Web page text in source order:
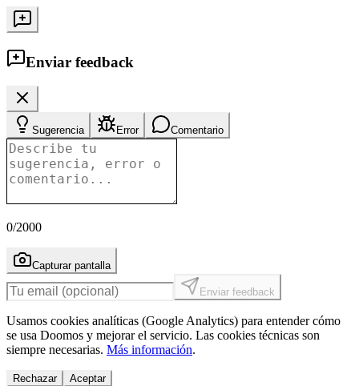
Enviar feedback
Sugerencia Error Comentario
0/2000
Capturar pantalla
Enviar feedback
Usamos cookies analíticas (Google Analytics) para entender cómo
se usa Doomos y mejorar el servicio. Las cookies técnicas son
siempre necesarias. Más información.
Rechazar Aceptar